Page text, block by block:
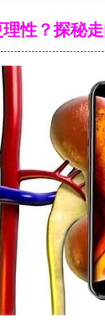
性？探秘